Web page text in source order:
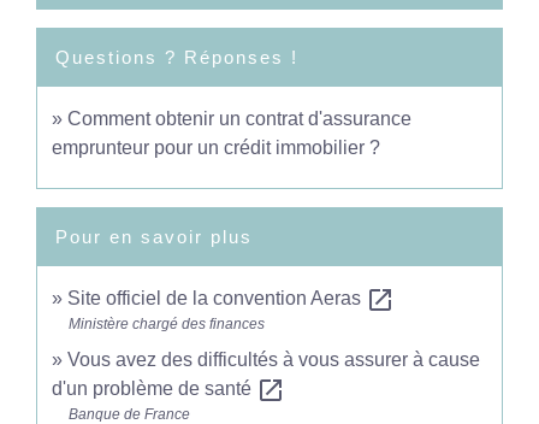
Questions ? Réponses !
Comment obtenir un contrat d'assurance
emprunteur pour un crédit immobilier ?
Pour en savoir plus
Site officiel de la convention Aeras open_in_new
Ministère chargé des finances
Vous avez des difficultés à vous assurer à cause
d'un problème de santé open_in_new
Banque de France